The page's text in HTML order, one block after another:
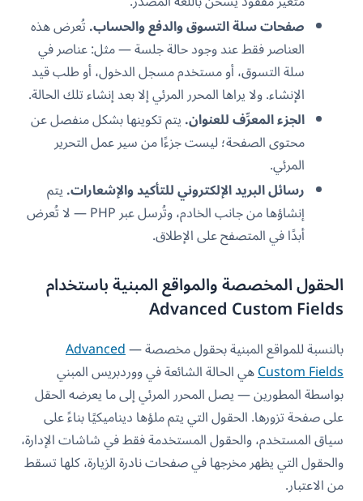
صفحات سلة التسوق والدفع والحساب.تُعرض هذه
العناصر فقط عند وجود حالة جلسة — مثل: عناصر في
سلة التسوق، أو مستخدم مسجل الدخول، أو طلب قيد
الإنشاء. ولا يراها المحرر المرئي إلا بعد إنشاء تلك الحالة.
الجزء المعرِّف للعنوان.يتم تكوينها بشكل منفصل عن
محتوى الصفحة؛ ليست جزءًا من سير عمل التحرير
المرئي.
رسائل البريد الإلكتروني للتأكيد والإشعارات.يتم
إنشاؤها من جانب الخادم، وتُرسل عبر PHP — لا تُعرض
أبدًا في المتصفح على الإطلاق.
الحقول المخصصة والمواقع المبنية باستخدام
Advanced Custom Fields
بالنسبة للمواقع المبنية بحقول مخصصة —Advanced
Custom Fieldsهي الحالة الشائعة في ووردبريس المبني
بواسطة المطورين — يصل المحرر المرئي إلى ما يعرضه الحقل
على صفحة تزورها. الحقول التي يتم ملؤها ديناميكيًا بناءً على
سياق المستخدم، والحقول المستخدمة فقط في شاشات الإدارة،
والحقول التي يظهر مخرجها في صفحات نادرة الزيارة، كلها تسقط
من الاعتبار.